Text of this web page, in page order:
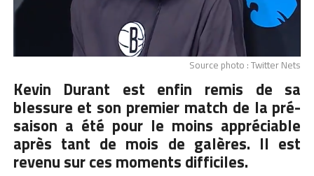
Source photo : Twitter Nets
Kevin Durant est enfin remis de sa
blessure et son premier match de la pré-
saison a été pour le moins appréciable
après tant de mois de galères. Il est
revenu sur ces moments difficiles.